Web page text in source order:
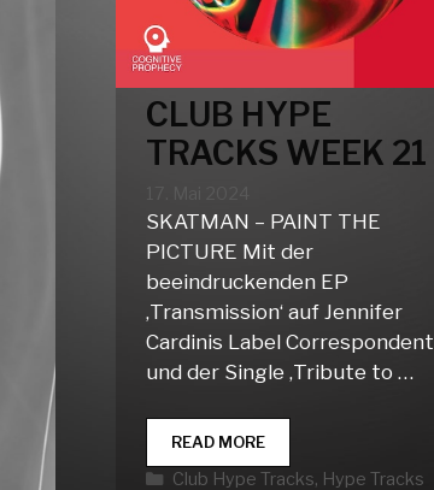
CLUB HYPE
TRACKS WEEK 21
SKATMAN – PAINT THE
PICTURE Mit der
beeindruckenden EP
‚Transmission‘ auf Jennifer
Cardinis Label Correspondent
und der Single ‚Tribute to …
READ MORECLUB
HYPE
Kategorien
Club Hype Tracks, Hype Tracks